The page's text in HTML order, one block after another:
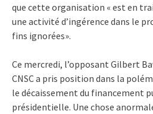
que cette organisation « est en
une activité d’ingérence dans le
fins ignorées».
Ce mercredi, l’opposant Gilbert
CNSC a pris position dans la
le décaissement du financement
présidentielle. Une chose